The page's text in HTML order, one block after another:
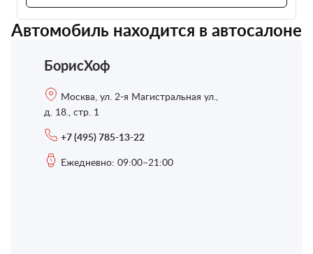
Автомобиль находится в автосалоне
БорисХоф
Москва, ул. 2-я Магистральная ул.,
д. 18., стр. 1
+7 (495) 785-13-22
Ежедневно: 09:00–21:00